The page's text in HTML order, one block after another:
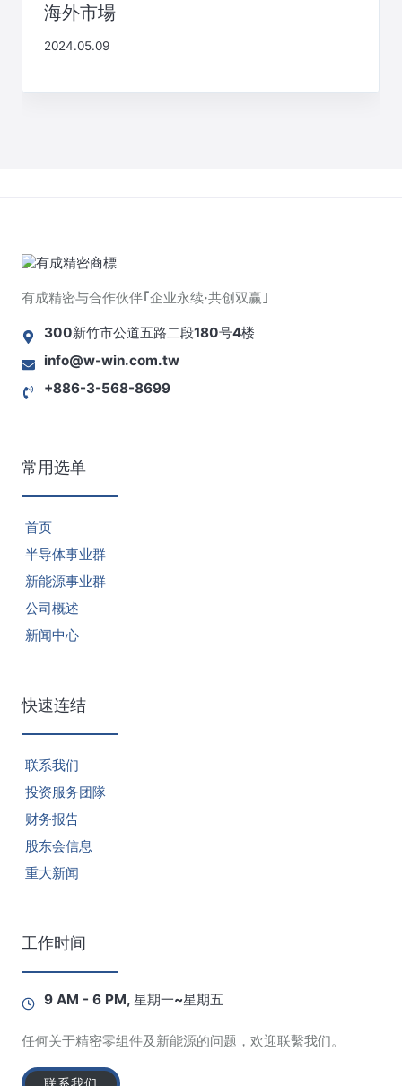
海外市場
2024.05.09
有成精密与合作伙伴｢企业永续·共创双赢｣
300新竹市公道五路二段180号4楼
info@w-win.com.tw
+886-3-568-8699
常用选单
首页
半导体事业群
新能源事业群
公司概述
新闻中心
快速连结
联系我们
投资服务团隊
财务报告
股东会信息
重大新闻
工作时间
9 AM - 6 PM, 星期一~星期五
任何关于精密零组件及新能源的问题，欢迎联繫我们。